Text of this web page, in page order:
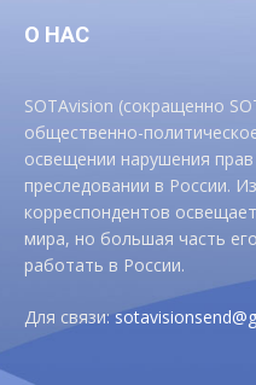
О НАС
SOTAvision (сокращенно
общественно-
освещении нарушения
преследовании в России.
корреспондентов
мира, но большая часть
работать в России.
Для связи: